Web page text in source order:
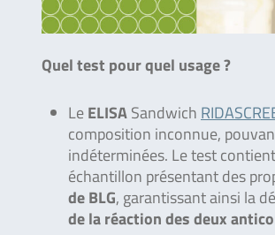
Quel test pour quel usage ?
LeELISASandwich
composition inconnue,
indéterminées. Le test
échantillon présentant des
de BLG, garantissant ainsi la
de la réaction des deux